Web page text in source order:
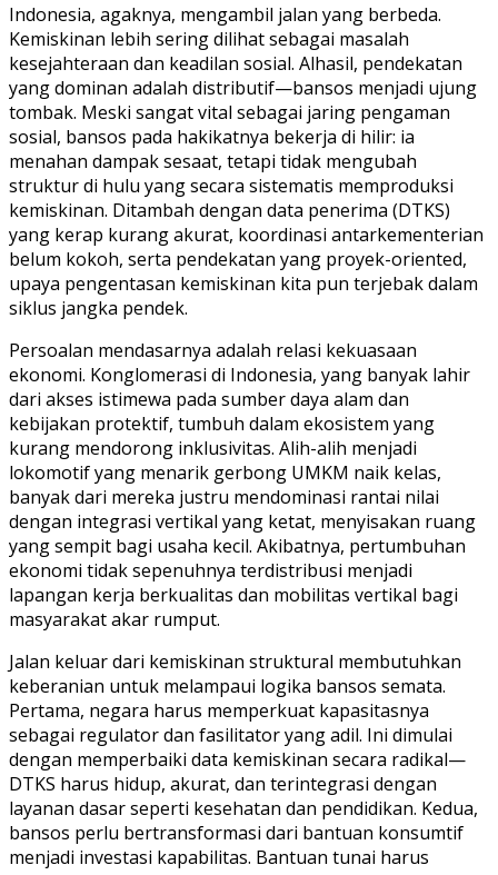
Indonesia, agaknya, mengambil jalan yang berbeda.
Kemiskinan lebih sering dilihat sebagai masalah
kesejahteraan dan keadilan sosial. Alhasil, pendekatan
yang dominan adalah distributif—bansos menjadi ujung
tombak. Meski sangat vital sebagai jaring pengaman
sosial, bansos pada hakikatnya bekerja di hilir: ia
menahan dampak sesaat, tetapi tidak mengubah
struktur di hulu yang secara sistematis memproduksi
kemiskinan. Ditambah dengan data penerima (DTKS)
yang kerap kurang akurat, koordinasi antarkementerian
belum kokoh, serta pendekatan yang proyek-oriented,
upaya pengentasan kemiskinan kita pun terjebak dalam
siklus jangka pendek.
Persoalan mendasarnya adalah relasi kekuasaan
ekonomi. Konglomerasi di Indonesia, yang banyak lahir
dari akses istimewa pada sumber daya alam dan
kebijakan protektif, tumbuh dalam ekosistem yang
kurang mendorong inklusivitas. Alih-alih menjadi
lokomotif yang menarik gerbong UMKM naik kelas,
banyak dari mereka justru mendominasi rantai nilai
dengan integrasi vertikal yang ketat, menyisakan ruang
yang sempit bagi usaha kecil. Akibatnya, pertumbuhan
ekonomi tidak sepenuhnya terdistribusi menjadi
lapangan kerja berkualitas dan mobilitas vertikal bagi
masyarakat akar rumput.
Jalan keluar dari kemiskinan struktural membutuhkan
keberanian untuk melampaui logika bansos semata.
Pertama, negara harus memperkuat kapasitasnya
sebagai regulator dan fasilitator yang adil. Ini dimulai
dengan memperbaiki data kemiskinan secara radikal—
DTKS harus hidup, akurat, dan terintegrasi dengan
layanan dasar seperti kesehatan dan pendidikan. Kedua,
bansos perlu bertransformasi dari bantuan konsumtif
menjadi investasi kapabilitas. Bantuan tunai harus